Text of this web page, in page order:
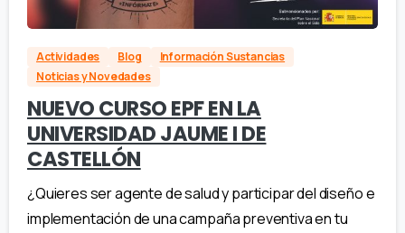
Actividades Blog
Información Sustancias
Noticias y Novedades
NUEVO CURSO EPF EN LA
UNIVERSIDAD JAUME I DE
CASTELLÓN
¿Quieres ser agente de salud y participar del diseño e
implementación de una campaña preventiva en tu